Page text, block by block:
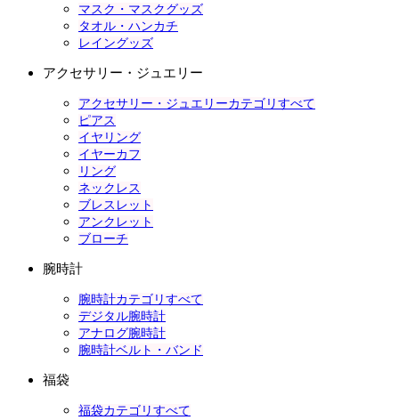
マスク・マスクグッズ
タオル・ハンカチ
レイングッズ
アクセサリー・ジュエリー
アクセサリー・ジュエリーカテゴリすべて
ピアス
イヤリング
イヤーカフ
リング
ネックレス
ブレスレット
アンクレット
ブローチ
腕時計
腕時計カテゴリすべて
デジタル腕時計
アナログ腕時計
腕時計ベルト・バンド
福袋
福袋カテゴリすべて